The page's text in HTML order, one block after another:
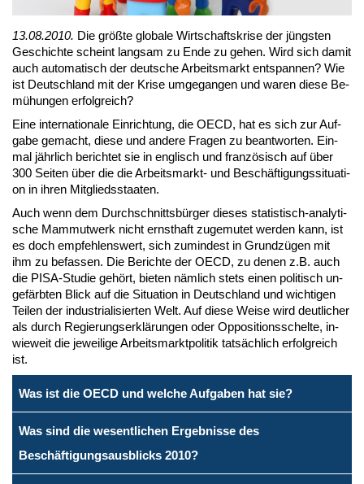
13.08.2010. Die größ­te glo­ba­le Wirt­schafts­kri­se der jüngs­ten
Ge­schich­te scheint lang­sam zu En­de zu ge­hen. Wird sich da­mit
auch au­to­ma­tisch der deut­sche Ar­beits­markt ent­span­nen? Wie
ist Deutsch­land mit der Kri­se um­ge­gan­gen und wa­ren die­se Be­
mü­hun­gen er­folg­reich?
Ei­ne in­ter­na­tio­na­le Ein­rich­tung, die OECD, hat es sich zur Auf­
ga­be ge­macht, die­se und an­de­re Fra­gen zu be­ant­wor­ten. Ein­
mal jähr­lich be­rich­tet sie in eng­lisch und fran­zö­sisch auf über
300 Sei­ten über die die Ar­beits­markt- und Be­schäf­ti­gungs­si­tua­ti­
on in ih­ren Mit­glieds­staa­ten.
Auch wenn dem Durch­schnitts­bür­ger die­ses sta­tis­tisch-ana­ly­ti­
sche Mam­mut­werk nicht ernst­haft zu­ge­mu­tet wer­den kann, ist
es doch emp­feh­lens­wert, sich zu­min­dest in Grund­zü­gen mit
ihm zu be­fas­sen. Die Be­rich­te der OECD, zu de­nen z.B. auch
die PISA-Stu­die ge­hört, bie­ten näm­lich stets ei­nen po­li­tisch un­
ge­färb­ten Blick auf die Si­tua­ti­on in Deutsch­land und wich­ti­gen
Tei­len der in­dus­tria­li­sier­ten Welt. Auf die­se Wei­se wird deut­li­cher
als durch Re­gie­rungs­er­klä­run­gen oder Op­po­si­ti­ons­schel­te, in­
wie­weit die je­wei­li­ge Ar­beits­markt­po­li­tik tat­säch­lich er­folg­reich
ist.
Was ist die OECD und welche Aufgaben hat sie?
Was sind die wesentlichen Ergebnisse des
Beschäftigungsausblicks 2010?